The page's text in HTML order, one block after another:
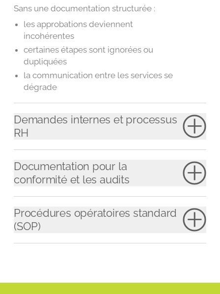
Sans une documentation structurée :
les approbations deviennent
incohérentes
certaines étapes sont ignorées ou
dupliquées
la communication entre les services se
dégrade
Demandes internes et processus
RH
les processus dépendent des personnes
les responsabilités sont mal définies
Documentation pour la
conformité et les audits
Procédures opératoires standard
(SOP)